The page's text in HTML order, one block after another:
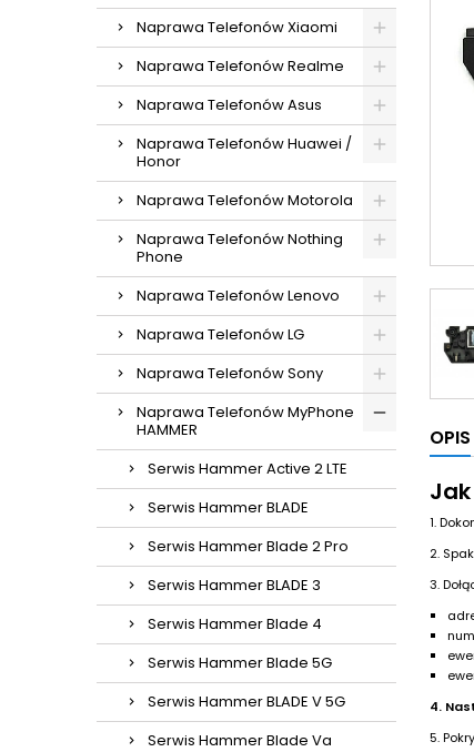
Naprawa Telefonów Xiaomi
Naprawa Telefonów Realme
Naprawa Telefonów Asus
Naprawa Telefonów Huawei /
Honor
Naprawa Telefonów Motorola
Naprawa Telefonów Nothing
Phone
Naprawa Telefonów Lenovo
Naprawa Telefonów LG
Naprawa Telefonów Sony
Naprawa Telefonów MyPhone
HAMMER
Serwis Hammer Active 2 LTE
Serwis Hammer BLADE
Serwis Hammer Blade 2 Pro
Serwis Hammer BLADE 3
Serwis Hammer Blade 4
Serwis Hammer Blade 5G
Serwis Hammer BLADE V 5G
Serwis Hammer Blade Va
OPIS
1.
2.
3.
4.
5.